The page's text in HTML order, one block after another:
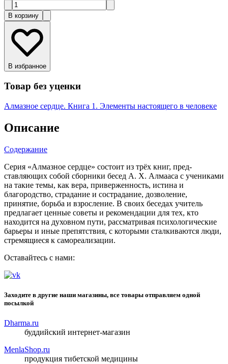
В корзину
В избранное
Товар без уценки
Алмазное сердце. Книга 1. Элементы настоящего в человеке
Описание
Содержание
Серия «Алмазное сердце» состоит из трёх книг, пред­
ставляющих собой сборники бесед А. Х. Алмааса с учени­ками
на такие темы, как вера, приверженность, истина и
благородство, страдание и сострадание, дозволение,
принятие, борьба и взросление. В своих беседах учитель
предлагает ценные советы и рекомендации для тех, кто
находится на духовном пути, рассматривая психологиче­ские
барьеры и иные препятствия, с которыми сталкива­ются люди,
стремящиеся к самореализации.
Оставайтесь с нами:
Заходите в другие наши магазины, все товары отправляем одной
посылкой
Dharma.ru
буддийский интернет-магазин
MenlaShop.ru
продукция тибетской медицины